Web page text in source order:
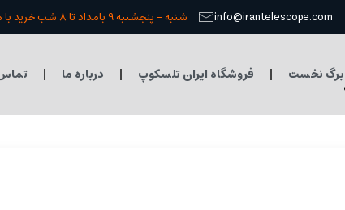
info@irantelescope.com شنبه - پنجشنبه 9 بامداد تا 8 شب خرید با هماهنگی قبلی
برگ نخست فروشگاه ایران تلسکوپ درباره ما